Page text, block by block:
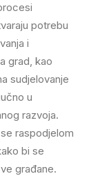
potrebu
i
grad, kao
sudjelovanje
u
razvoja.
raspodjelom
bi se
građane.